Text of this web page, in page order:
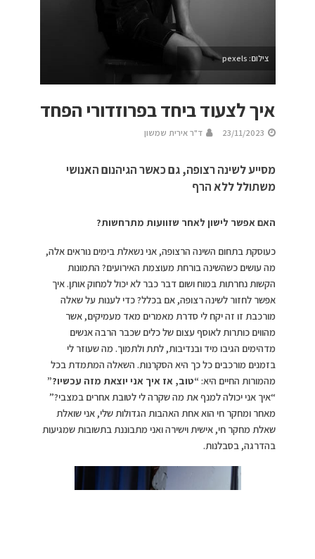
צילום: pexels
איך לצעוד ביחד בפרוזדורי הפחד
23/11/2023 ד"ר אירית שמשון
מסייע לשינה רצופה, גם כאשר הגיהנום האנושי
משתולל ללא הרף
האם אפשר לישון לאחר שזוועות מתרחשות?
כעוסקת בתחום השינה הרצופה, אני נשאלת בימים נוראים אלה,
מה עושים כשהשינה בורחת מעוצמת האירועים? התמונות
הקשות נחרתות במוח ושום דבר כבר לא יכול למחוק אותן. איך
אפשר לחזור לשינה רצופה, אם בכלל? כדי לענות על שאלה
מורכבת זו זה יקח לי סדרת מאמרים מאד מעמיקים, אשר
מהווים כותרות לאוסף עצום של כלים שכבר הרבה אנשים
מדהימים הגיבו מיד ובנדיבות, לתת ולתמוך. מה שעוזר לי
בזמנים מורכבים כל כך היא הסקרנות. השאלה המתמדת בכל
מהמורות החיים היא:“טוב, אז איך אני יוצאת מזה עכשיו?”
“איך אני יכולה למנף את מה שקרה לי לטובת אחרים במצבי?”
מאחר ומחקר חי הוא אחת האהבות הגדולות שלי, אני שואלת
שאלת מחקר חי, אישית וישירה ואני מתבוננת בתשובות שמגיעות
בהדרגה, בסבלנות.